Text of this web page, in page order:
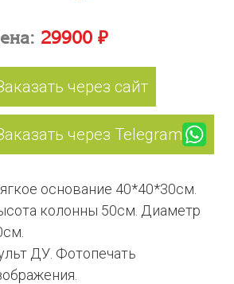
29900 ₽
через сайт
через Telegram
основание 40*40*30см.
колонны 50см. Диаметр
ДУ. Фотопечать